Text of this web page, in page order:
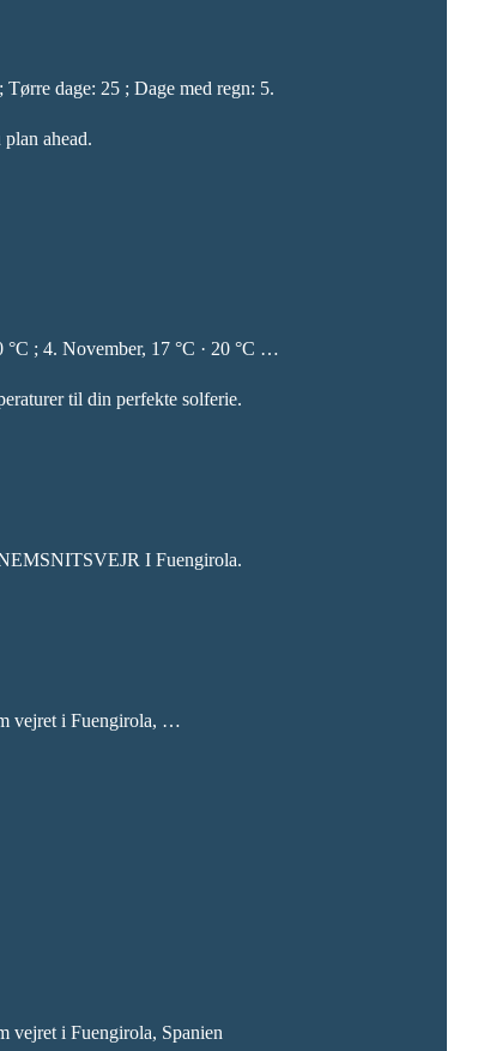
dage: 25 ; Dage med regn: 5.
ahead.
°C ; 4. November, 17 °C · 20 °C …
til din perfekte solferie.
I Fuengirola.
vejret i Fuengirola, …
vejret i Fuengirola, Spanien